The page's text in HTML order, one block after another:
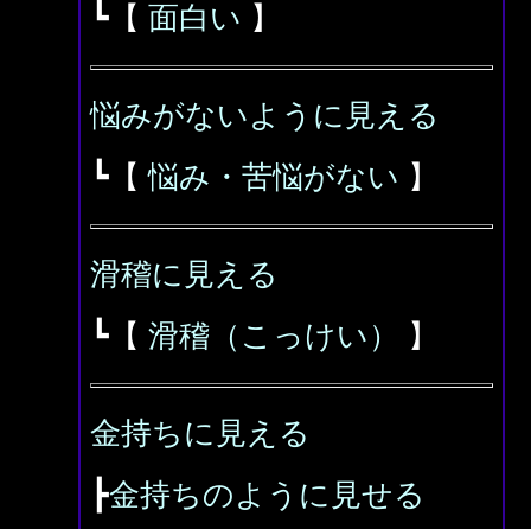
┗【 面白い 】
悩みがないように見える
┗【悩み・苦悩がない 】
滑稽に見える
┗【 滑稽（こっけい） 】
金持ちに見える
┣金持ちのように見せる